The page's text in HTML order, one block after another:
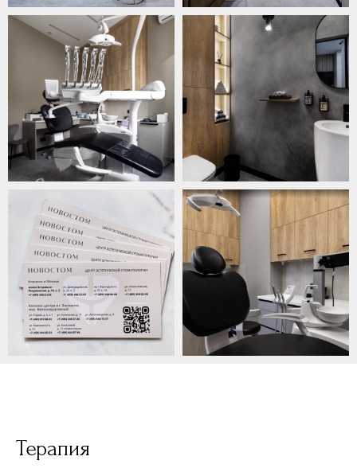
Терапия
Ваш контактный телефон
+7
Нажимая на кнопку, вы соглашаетесь с
условиямиПолитики обработки
персональных данныхи даете согласие
на
обработку своих персональных данных
Оставить заявку